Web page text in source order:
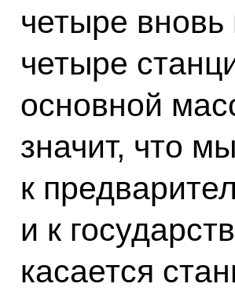
четыре
четыре
основной
значит, что
к
и к
касается